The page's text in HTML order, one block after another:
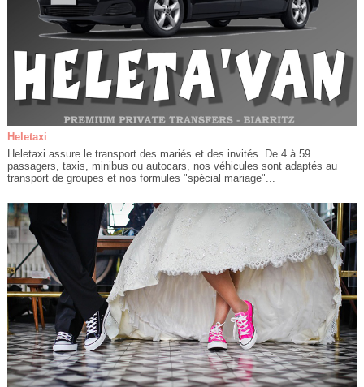
Heletaxi
Heletaxi assure le transport des mariés et des invités. De 4 à 59
passagers, taxis, minibus ou autocars, nos véhicules sont adaptés au
transport de groupes et nos formules "spécial mariage"...